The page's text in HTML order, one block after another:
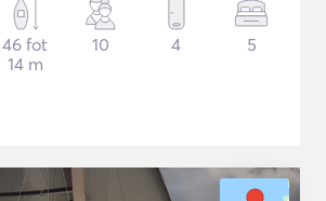
46 fot
14 m
10 4 5